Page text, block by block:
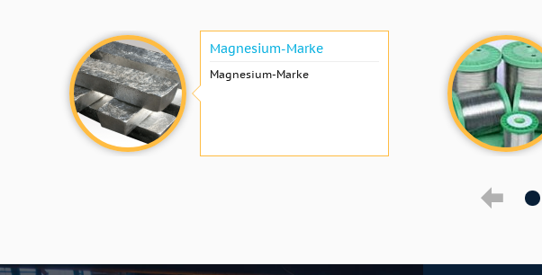
Magnesium-Marke
Magnesium-Marke